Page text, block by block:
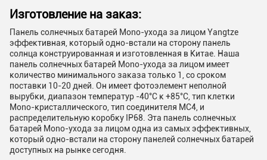
Изготовление на заказ:
Панель солнечных батарей Mono-ухода за лицом Yangtze
эффективная, который одно-встали на сторону панель
солнца конструированная и изготовленная в Китае. Наша
панель солнечных батарей Mono-ухода за лицом имеет
количество минимального заказа только 1, со сроком
поставки 10-20 дней. Он имеет фотоэлемент неполной
вырубки, диапазон температур -40°C к +85°C, тип клетки
Mono-кристаллического, тип соединителя MC4, и
распределительную коробку IP68. Эта панель солнечных
батарей Mono-ухода за лицом одна из самых эффективных,
который одно-встали на сторону панелей солнечных батарей
доступных на рынке сегодня.